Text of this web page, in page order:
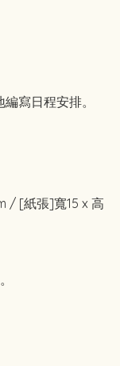
寫日程安排。
/ [紙張]寬15 x 高